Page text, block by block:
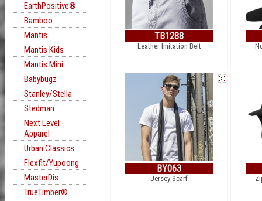
EarthPositive®
Bamboo
Mantis
Mantis Kids
Mantis Mini
Babybugz
Stanley/Stella
Stedman
Next Level
Apparel
Urban Classics
Flexfit/Yupoong
MasterDis
TrueTimber®
TB1288
Leather Imitation Belt
BY063
Jersey Scarf